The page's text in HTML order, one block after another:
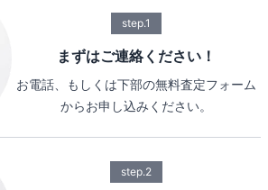
step.1
まずはご連絡ください！
お電話、もしくは下部の無料査定フォーム
からお申し込みください。
step.2